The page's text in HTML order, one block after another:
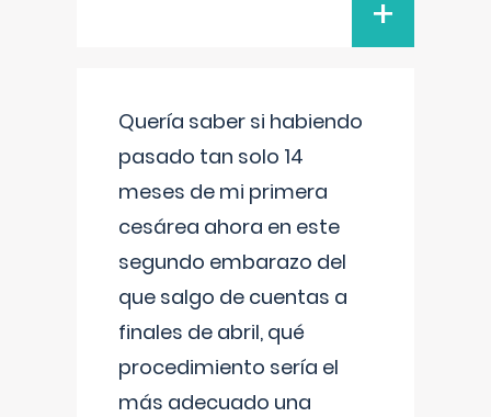
+
Quería saber si habiendo
pasado tan solo 14
meses de mi primera
cesárea ahora en este
segundo embarazo del
que salgo de cuentas a
finales de abril, qué
procedimiento sería el
más adecuado una